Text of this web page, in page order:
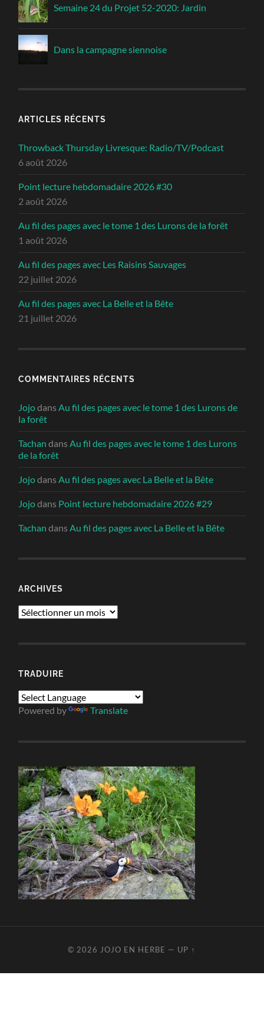
Semaine 24 du Projet 52-2020: Jardin
Dans la campagne siennoise
ARTICLES RÉCENTS
Throwback Thursday Livresque: Radio/TV/Podcast
6 août 2026
Point lecture hebdomadaire 2026 #30
2 août 2026
Au fil des pages avec le tome 1 des Lurons de la forêt
1 août 2026
Au fil des pages avec Les Raisins Sauvages
22 juillet 2026
Au fil des pages avec La Belle et la Bête
21 juillet 2026
COMMENTAIRES RÉCENTS
Jojodans Au fil des pages avec le tome 1 des Lurons de
la forêt
Tachan dans Au fil des pages avec le tome 1 des Lurons
de la forêt
Jojodans Au fil des pages avec La Belle et la Bête
Jojodans Point lecture hebdomadaire 2026 #29
Tachan dans Au fil des pages avec La Belle et la Bête
ARCHIVES
Archives
TRADUIRE
Powered by Translate
© 2026 JOJO EN HERBE — UP ↑